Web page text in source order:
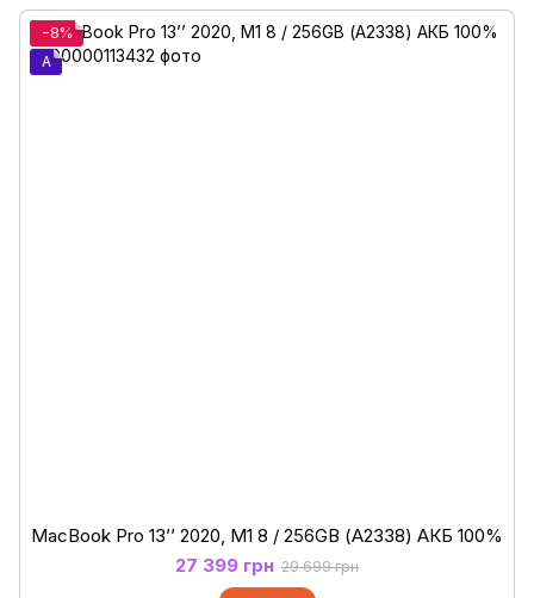
−8%
A
MacBook Pro 13’’ 2020, M1 8 / 256GB (А2338) АКБ 100%
27 399 грн 29 699 грн